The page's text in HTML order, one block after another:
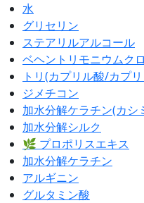
水
グリセリン
ステアリルアルコール
ベヘントリモニウムク
トリ(カプリル酸/カプ
ジメチコン
加水分解ケラチン(カシ
加水分解シルク
🌿 プロポリスエキス
加水分解ケラチン
アルギニン
グルタミン酸